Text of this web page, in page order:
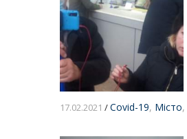
17.02.2021 /Covid-19, Місто,